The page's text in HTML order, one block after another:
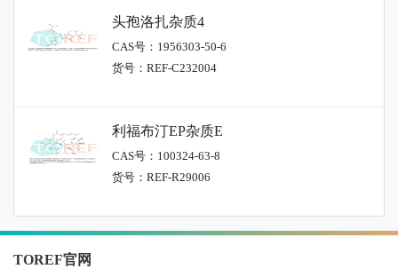
头孢洛扎杂质4
CAS号：1956303-50-6
货号：REF-C232004
利福布汀EP杂质E
CAS号：100324-63-8
货号：REF-R29006
TOREF官网